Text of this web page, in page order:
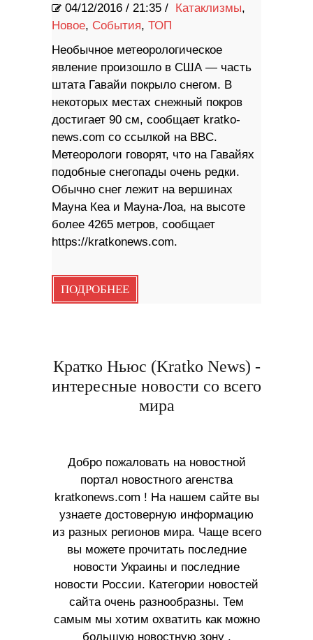
04/12/2016 / 21:35 / Катаклизмы,
Новое, События, ТОП
Необычное метеорологическое
явление произошло в США — часть
штата Гавайи покрыло снегом. В
некоторых местах снежный покров
достигает 90 см, сообщает kratko-
news.com со ссылкой на BBC.
Метеорологи говорят, что на Гавайях
подобные снегопады очень редки.
Обычно снег лежит на вершинах
Мауна Кеа и Мауна-Лоа, на высоте
более 4265 метров, сообщает
https://kratkonews.com.
ПОДРОБНЕЕ
Кратко Ньюс (Kratko News) -
интересные новости со всего
мира
Добро пожаловать на новостной
портал новостного агенства
kratkonews.com ! На нашем сайте вы
узнаете достоверную информацию
из разных регионов мира. Чаще всего
вы можете прочитать последние
новости Украины и последние
новости России. Категории новостей
сайта очень разнообразны. Тем
самым мы хотим охватить как можно
большую новостную зону ,